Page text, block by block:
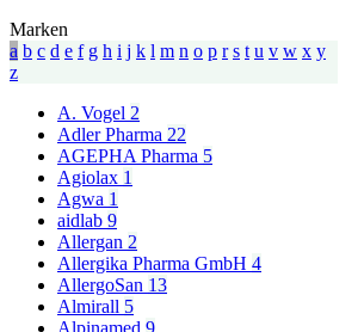
Marken
a b c d e f g h i j k l m n o p r s t u v w x y
z
A. Vogel 2
Adler Pharma 22
AGEPHA Pharma 5
Agiolax 1
Agwa 1
aidlab 9
Allergan 2
Allergika Pharma GmbH 4
AllergoSan 13
Almirall 5
Alpinamed 9